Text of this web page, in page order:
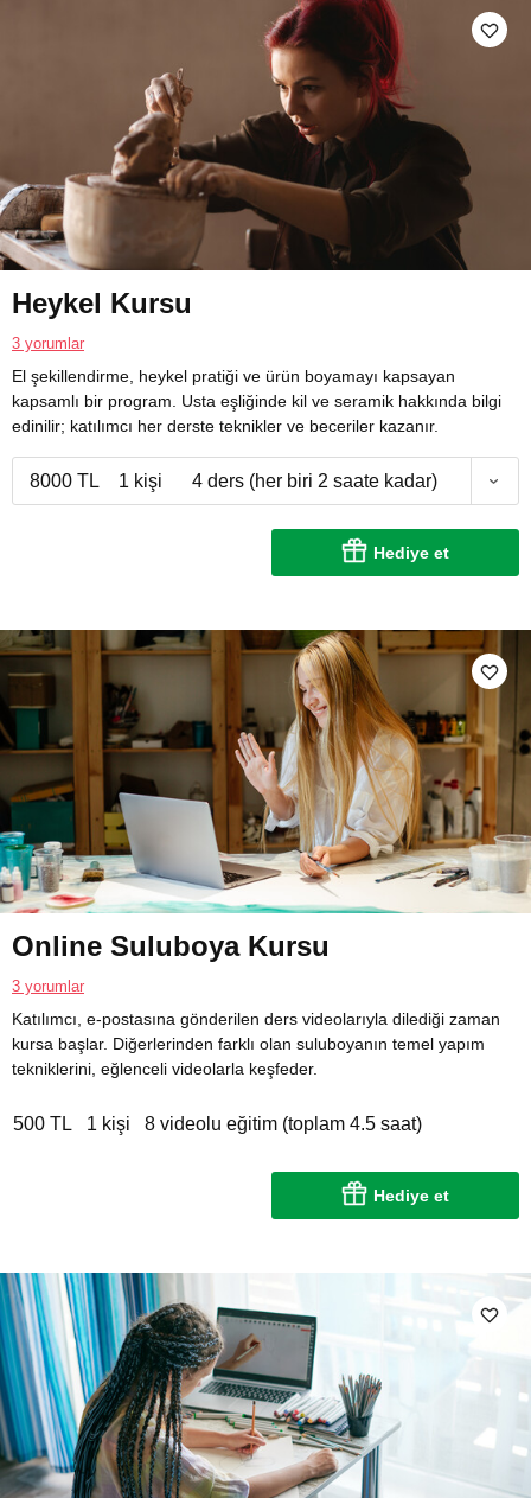
Heykel Kursu
3 yorumlar
El şekillendirme, heykel pratiği ve ürün boyamayı kapsayan
kapsamlı bir program. Usta eşliğinde kil ve seramik hakkında bilgi
edinilir; katılımcı her derste teknikler ve beceriler kazanır.
8000 TL 1 kişi 4 ders (her biri 2 saate kadar)
Hediye et
Online Suluboya Kursu
3 yorumlar
Katılımcı, e-postasına gönderilen ders videolarıyla dilediği zaman
kursa başlar. Diğerlerinden farklı olan suluboyanın temel yapım
tekniklerini, eğlenceli videolarla keşfeder.
500 TL 1 kişi 8 videolu eğitim (toplam 4.5 saat)
Hediye et